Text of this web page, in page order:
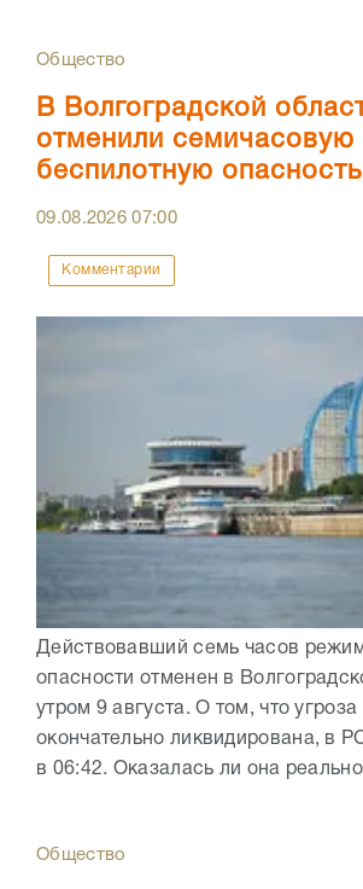
Общество
В Волгоградской
отменили семичасовую
беспилотную опасность
09.08.202607:00
Комментарии
Действовавший семь часов
опасности отменен в
утром 9 августа. О том, что
окончательно ликвидирована, в
в 06:42. Оказалась ли она
Общество